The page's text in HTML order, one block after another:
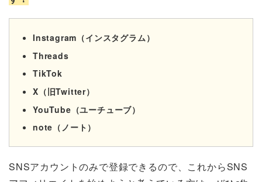
Instagram（インスタグラム）
Threads
TikTok
X（旧Twitter）
YouTube（ユーチューブ）
note（ノート）
SNSアカウントのみで登録できるので、これからSNS